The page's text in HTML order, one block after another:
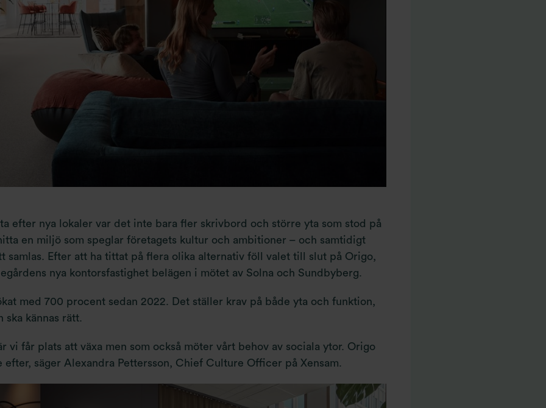
efter nya lokaler var det inte bara fler skrivbord och större yta som stod på
en miljö som speglar företagets kultur och ambitioner – och samtidigt
samlas. Efter att ha tittat på flera olika alternativ föll valet till slut på Origo,
nya kontorsfastighet belägen i mötet av Solna och Sundbyberg.
med 700 procent sedan 2022. Det ställer krav på både yta och funktion,
ska kännas rätt.
vi får plats att växa men som också möter vårt behov av sociala ytor. Origo
säger Alexandra Pettersson, Chief Culture Officer på Xensam.